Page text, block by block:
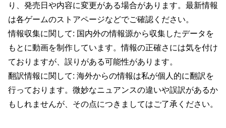
り、発売日や内容に変更がある場合があります。最新情報
は各ゲームのストアページなどでご確認ください。
情報収集に関して: 国内外の情報源から収集したデータを
もとに動画を制作しています。情報の正確さには気を付け
ておりますが、誤りがある可能性があります。
翻訳情報に関して: 海外からの情報は私が個人的に翻訳を
行っております。微妙なニュアンスの違いや誤訳があるか
もしれませんが、その点につきましてはご了承ください。